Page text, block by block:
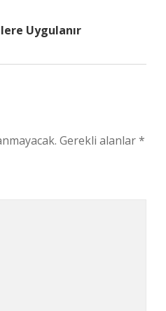
Uygulanır
Gerekli alanlar*